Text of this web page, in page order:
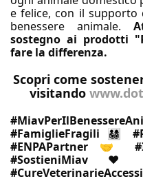
e felice, con il supporto
benessere animale.
sostegno ai prodotti
fare la differenza.
Scopri come
visitando
#FamiglieFragili 👨‍👩‍👧‍👦
#ENPAPartner 🤝
#SostieniMiav